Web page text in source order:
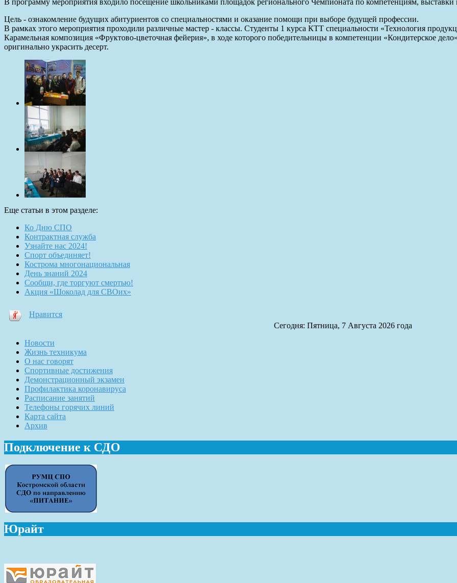
Цель - ознакомление будущих абитуриентов со специальностями и оказание помощи при выборе будущей профессии.
В рамках этого мероприятия проходили различные мастер - классы. Студенты 1 курса КТТ специальности «Технология
Карамельная композиция «Фруктово-цветочная фейерия», в ходе которого победительницы в компетенции «Кондитерское
оригинально украсить десерт.
Еще статьи в этом разделе:
Ко Дню СПО
Контрактная служба
Узнайте нас 2024!
Спорт объединяет!
Кострома многонациональная
День знаний 2024
Сообщи, где торгуют смертью!
Акция «Шоколад для СВОих»
Нравится
Сегодня: Пятница, 7 Августа 2026 года
Новости
Жизнь техникума
О нас говорят
Спортивные достижения
Демонстрационный экзамен
Профилактика коронавируса
Расписание занятий
Телефоны горячих линий
Карта сайта
Архив
Подключение к СДО
Юрайт